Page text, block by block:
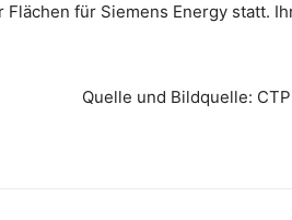
für Siemens Energy statt.
Quelle und Bildquelle: